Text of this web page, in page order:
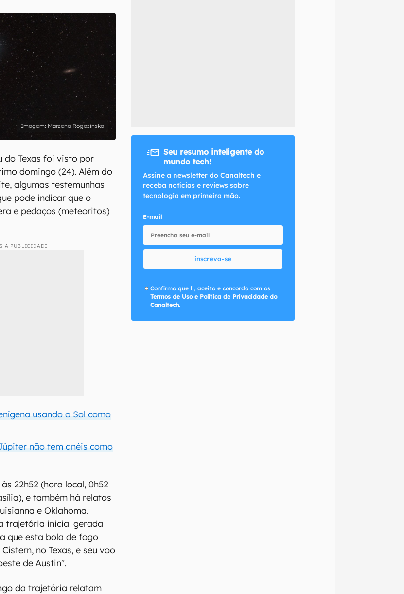
inscreva-se
com os Termos de Uso e Política de Privacidade do Canaltech.
Marzena Rogozinska
do Texas foi visto por
domingo (24). Além do
algumas testemunhas
pode indicar que o
e pedaços (meteoritos)
A PUBLICIDADE
usando o Sol como
não tem anéis como
22h52 (hora local, 0h52
e também há relatos
e Oklahoma.
trajetória inicial gerada
que esta bola de fogo
no Texas, e seu voo
de Austin".
da trajetória relatam
Seu resumo inteligente do
mundo tech!
Assine a newsletter do Canaltech e
receba notícias e reviews sobre
tecnologia em primeira mão.
E-mail
inscreva-se
Confirmo que li, aceito e concordo com os
Termos de Uso e Política de Privacidade do
Canaltech.